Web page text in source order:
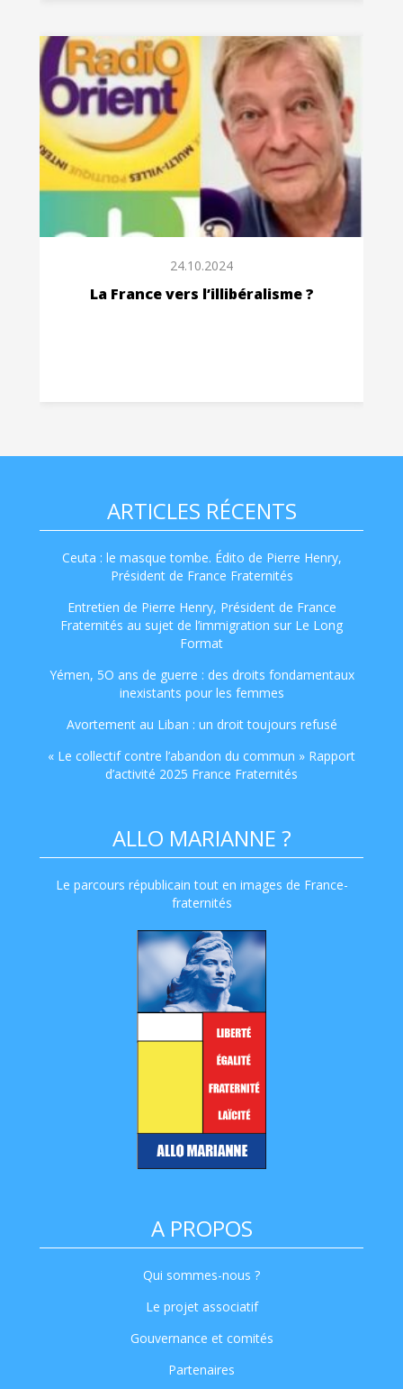
24.10.2024
La France vers l’illibéralisme ?
ARTICLES RÉCENTS
Ceuta : le masque tombe. Édito de Pierre Henry,
Président de France Fraternités
Entretien de Pierre Henry, Président de France
Fraternités au sujet de l’immigration sur Le Long
Format
Yémen, 5O ans de guerre : des droits fondamentaux
inexistants pour les femmes
Avortement au Liban : un droit toujours refusé
« Le collectif contre l’abandon du commun » Rapport
d’activité 2025 France Fraternités
ALLO MARIANNE ?
Le parcours républicain tout en images de France-
fraternités
A PROPOS
Qui sommes-nous ?
Le projet associatif
Gouvernance et comités
Partenaires